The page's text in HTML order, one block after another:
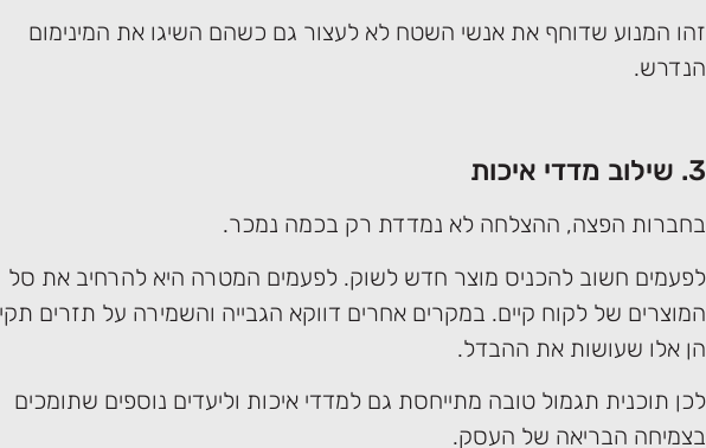
זהו המנוע שדוחף את אנשי השטח לא לעצור גם כשהם השיגו את המינימום
הנדרש.
3. שילוב מדדי איכות
בחברות הפצה, ההצלחה לא נמדדת רק בכמה נמכר.
לפעמים חשוב להכניס מוצר חדש לשוק. לפעמים המטרה היא להרחיב את סל
המוצרים של לקוח קיים. במקרים אחרים דווקא הגבייה והשמירה על תזרים
הן אלו שעושות את ההבדל.
לכן תוכנית תגמול טובה מתייחסת גם למדדי איכות וליעדים נוספים שתומכים
בצמיחה הבריאה של העסק.